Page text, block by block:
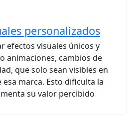
personalizados
efectos visuales únicos y
animaciones, cambios de
que solo sean visibles en
marca. Esto dificulta la
su valor percibido